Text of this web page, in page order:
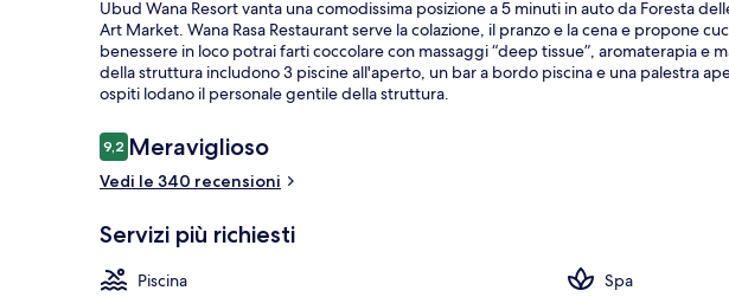
Ubud Wana Resort vanta una comodissima posizione a 5 minuti in auto da Foresta
Art Market. Wana Rasa Restaurant serve la colazione, il pranzo e la cena e propone
benessere in loco potrai farti coccolare con massaggi “deep tissue”, aromaterapia e
della struttura includono 3 piscine all'aperto, un bar a bordo piscina e una palestra
ospiti lodano il personale gentile della struttura.
Recensioni
9,29,2 su 10
Meraviglioso
Vedi le 340 recensioni
Servizi più richiesti
Piscina
Spa